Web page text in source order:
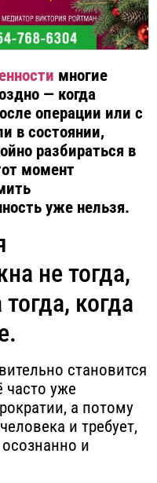
многие
— когда
операции или с
в состоянии,
разбираться в
момент
уже нельзя.
не тогда,
когда
становится
часто уже
а потому
и требует,
и